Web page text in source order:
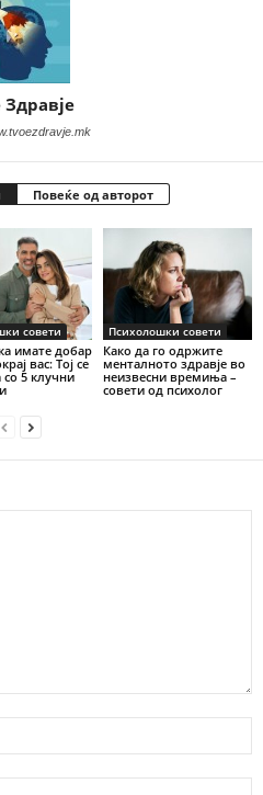
Здравје
Повеќе од авторот
совети
имате добар
вас: Тој се
5 клучни
Психолошки совети
Како да го одржите
менталното здравје во
неизвесни времиња –
совети од психолог